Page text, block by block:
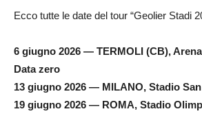
Ecco tutte le date del tour “Geolier Stadi
6 giugno 2026 — TERMOLI (CB), Arena
Data zero
13 giugno 2026 — MILANO, Stadio
19 giugno 2026 — ROMA, Stadio